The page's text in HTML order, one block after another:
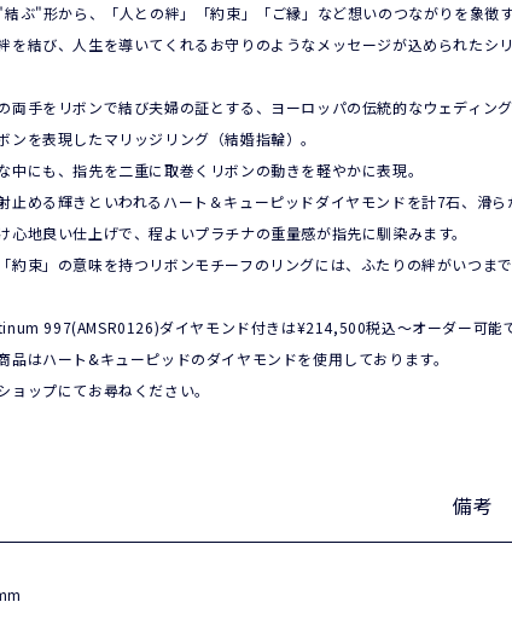
結ぶ"形から、「人との絆」「約束」「ご縁」など想いのつながりを象徴す
を結び、人生を導いてくれるお守りのようなメッセージが込められたシリ
両手をリボンで結び夫婦の証とする、ヨーロッパの伝統的なウェディ
ンを表現したマリッジリング（結婚指輪）。
中にも、指先を二重に取巻くリボンの動きを軽やかに表現。
止める輝きといわれるハート＆キューピッドダイヤモンドを計7石、滑ら
心地良い仕上げで、程よいプラチナの重量感が指先に馴染みます。
「約束」の意味を持つリボンモチーフのリングには、ふたりの絆がいつま
997(AMSR0126)ダイヤモンド付きは¥214,500税込〜オーダー可能で
品はハート&キューピッドのダイヤモンドを使用しております。
ョップにてお尋ねください。
備考